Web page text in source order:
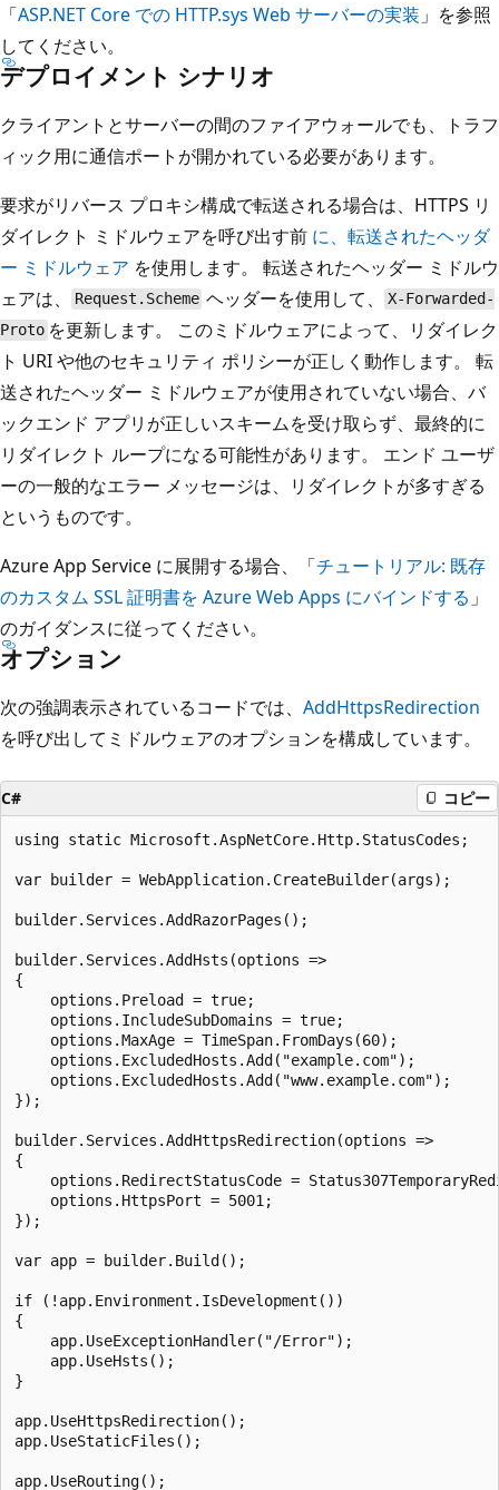
「ASP.NET Core での HTTP.sys Web サーバーの実装 」を参照
してください。
デプロイメント シナリオ
クライアントとサーバーの間のファイアウォールでも、トラフ
ィック用に通信ポートが開かれている必要があります。
要求がリバース プロキシ構成で転送される場合は、HTTPS リ
ダイレクト ミドルウェアを呼び出す前 に、転送されたヘッダ
ー ミドルウェア を使用します。 転送されたヘッダー ミドルウ
ェアは、
Request.Scheme ヘッダーを使用して、
X-Forwarded-
Proto を更新します。 このミドルウェアによって、リダイレク
ト URI や他のセキュリティ ポリシーが正しく動作します。 転
送されたヘッダー ミドルウェアが使用されていない場合、バ
ックエンド アプリが正しいスキームを受け取らず、最終的に
リダイレクト ループになる可能性があります。 エンド ユーザ
ーの一般的なエラー メッセージは、リダイレクトが多すぎる
というものです。
Azure App Service に展開する場合、「チュートリアル: 既存
のカスタム SSL 証明書を Azure Web Apps にバインドする 」
のガイダンスに従ってください。
オプション
次の強調表示されているコードでは、 AddHttpsRedirection
を呼び出してミドルウェアのオプションを構成しています。
C# コピー
using static Microsoft.AspNetCore.Http.StatusCodes;
var builder = WebApplication.CreateBuilder(args);
builder.Services.AddRazorPages();
builder.Services.AddHsts(options =>
{
    options.Preload = true;
    options.IncludeSubDomains = true;
    options.MaxAge = TimeSpan.FromDays(60);
    options.ExcludedHosts.Add("example.com");
    options.ExcludedHosts.Add("www.example.com");
});
builder.Services.AddHttpsRedirection(options =>
{
options.RedirectStatusCode =
    options.HttpsPort = 5001;
});
var app = builder.Build();
if (!app.Environment.IsDevelopment())
{
    app.UseExceptionHandler("/Error");
    app.UseHsts();
}
app.UseHttpsRedirection();
app.UseStaticFiles();
app.UseRouting();